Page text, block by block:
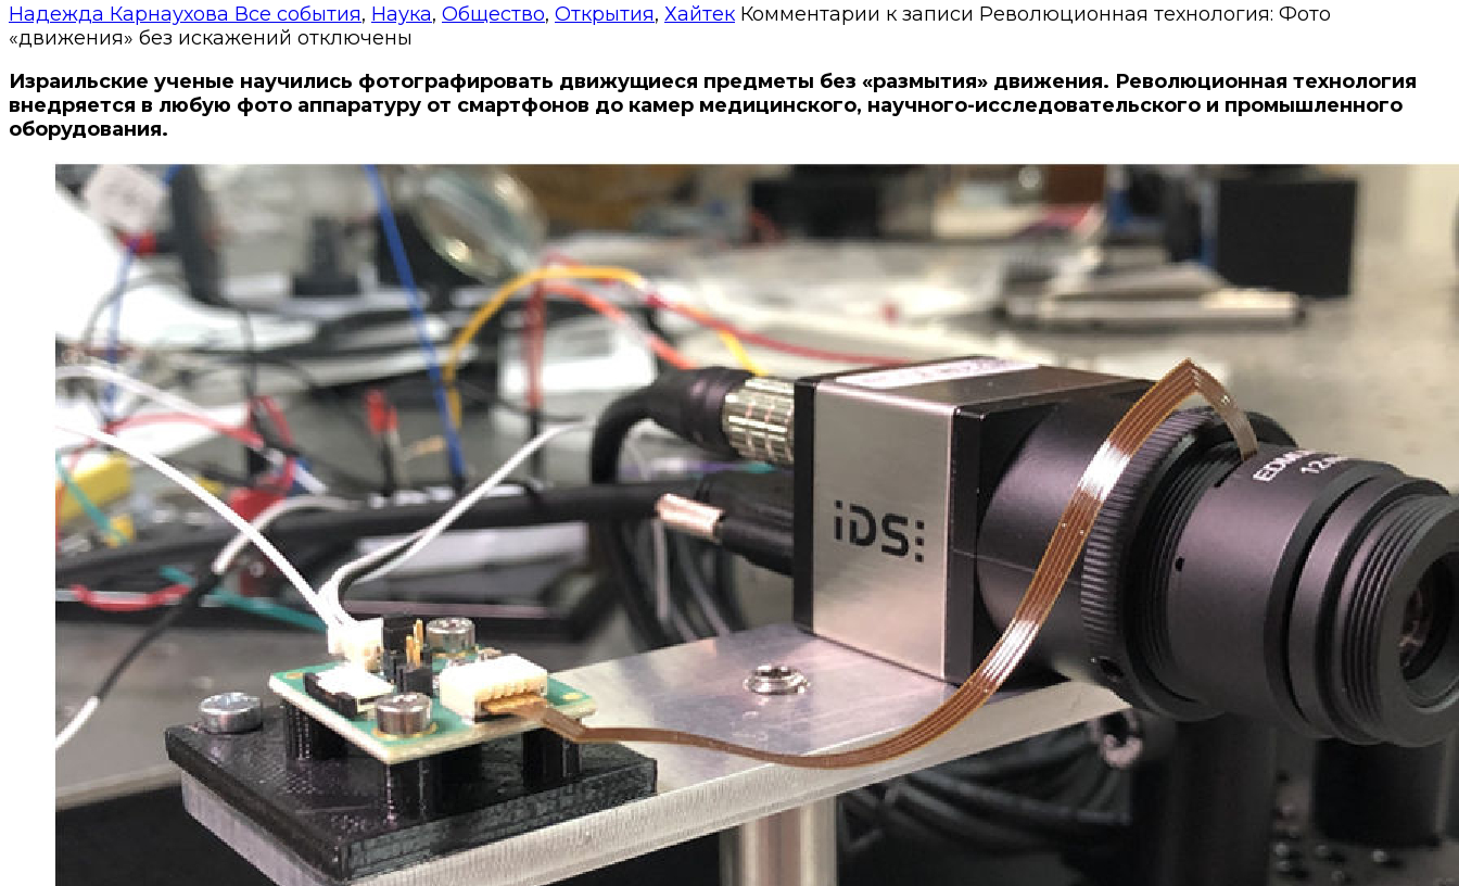
Надежда Карнаухова Все события, Наука, Общество, Открытия, Хайтек Комментарии к записи Революционная технология: Фото
«движения» без искажений отключены
Израильские ученые научились фотографировать движущиеся предметы без «размытия» движения. Революционная технология
внедряется в любую фото аппаратуру от смартфонов до камер медицинского, научного-исследовательского и промышленного
оборудования.